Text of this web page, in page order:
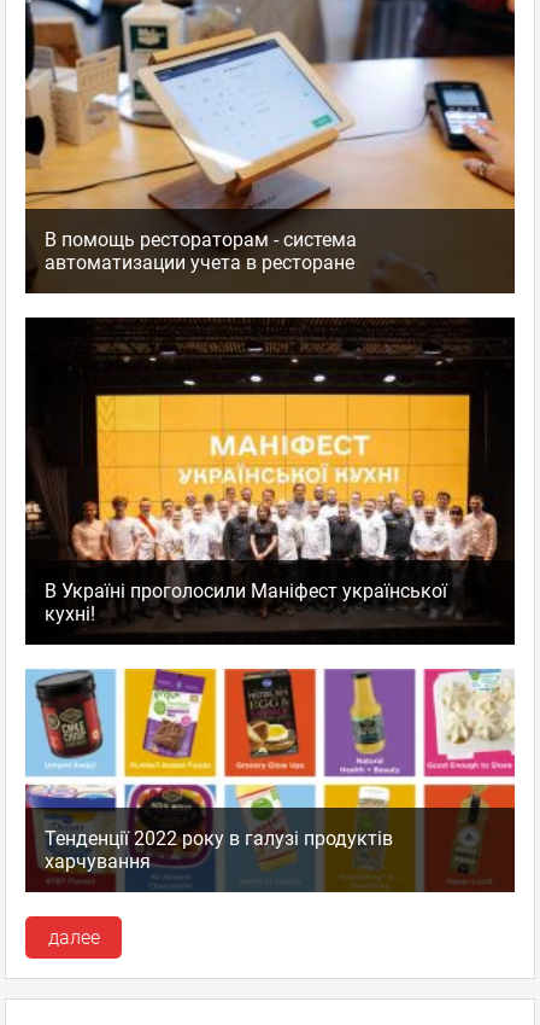
В помощь рестораторам - система
автоматизации учета в ресторане
В Україні проголосили Маніфест української
кухні!
Тенденції 2022 року в галузі продуктів
харчування
далее